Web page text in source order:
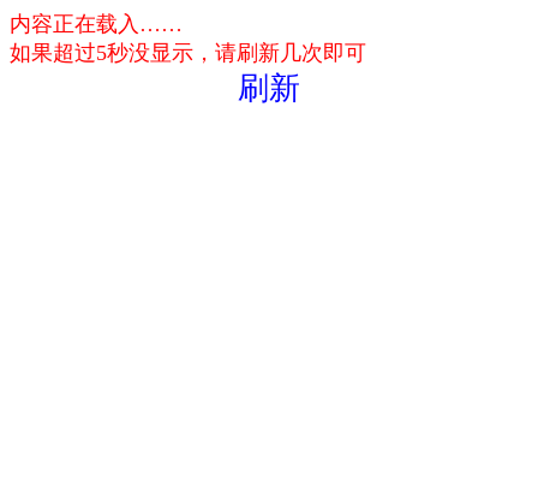
内容正在载入……
如果超过5秒没显示，请刷新几次即可
刷新